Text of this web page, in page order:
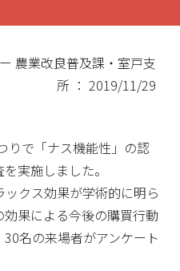
農業改良普及課・室戸支
所 ： 2019/11/29
りで「ナス機能性」の認
実施しました。
クス効果が学術的に明ら
果による今後の購買行動
名の来場者がアンケート